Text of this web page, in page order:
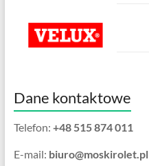
Dane kontaktowe
Telefon: +48 515 874 011
E-mail: biuro@moskirolet.pl